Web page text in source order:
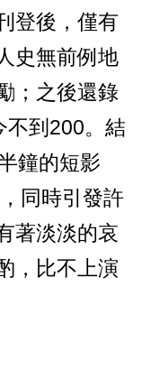
登後，僅有
史無前例地
；之後還錄
不到200。結
鐘的短影
同時引發許
著淡淡的哀
，比不上演